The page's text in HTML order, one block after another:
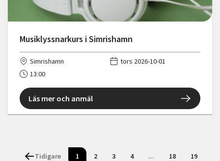
Musiklyssnarkurs i Simrishamn
Simrishamn
tors 2026-10-01
13:00
Läs mer och anmäl
Tidigare 1 2 3 4 ... 18 19